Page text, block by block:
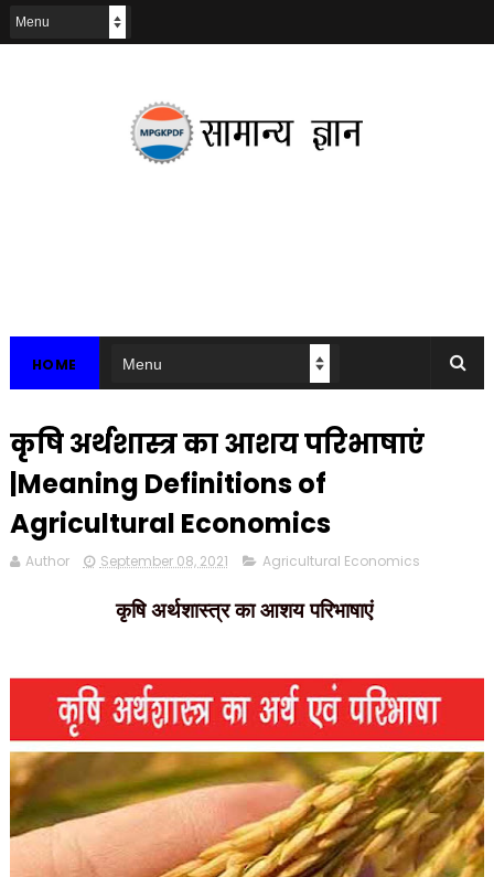
HOME
कृषि अर्थशास्त्र का आशय परिभाषाएं
|Meaning Definitions of
Agricultural Economics
Author September 08, 2021 Agricultural Economics
कृषि अर्थशास्त्र का आशय परिभाषाएं